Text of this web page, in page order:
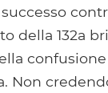
della 132a
Non